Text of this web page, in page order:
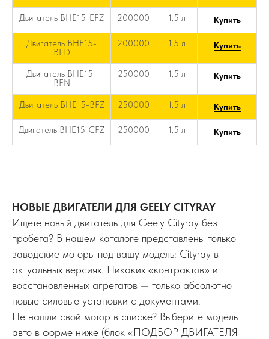
Двигатель BHE15-EFZ 200000 1.5 л Купить
Двигатель BHE15-
BFD
200000 1.5 л Купить
Двигатель BHE15-
BFN
250000 1.5 л Купить
Двигатель BHE15-BFZ 250000 1.5 л Купить
Двигатель BHE15-CFZ 250000 1.5 л Купить
НОВЫЕ ДВИГАТЕЛИ ДЛЯ GEELY CITYRAY
Ищете новый двигатель для Geely Cityray без
пробега? В нашем каталоге представлены только
заводские моторы под вашу модель: Cityray в
актуальных версиях. Никаких «контрактов» и
восстановленных агрегатов — только абсолютно
новые силовые установки с документами.
Не нашли свой мотор в списке? Выберите модель
авто в форме ниже (блок «ПОДБОР ДВИГАТЕЛЯ